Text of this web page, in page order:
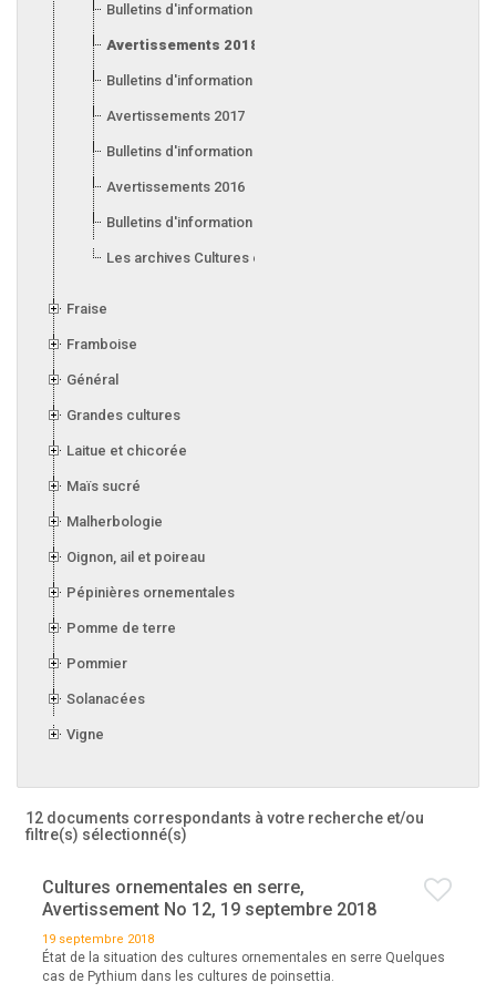
Bulletins d'information 2019
Avertissements 2018
Bulletins d'information 2018
Avertissements 2017
Bulletins d'information 2017
Avertissements 2016
Bulletins d'information 2016
Les archives Cultures en serre
Fraise
Framboise
Général
Grandes cultures
Laitue et chicorée
Maïs sucré
Malherbologie
Oignon, ail et poireau
Pépinières ornementales
Pomme de terre
Pommier
Solanacées
Vigne
12 documents correspondants à votre recherche et/ou
filtre(s) sélectionné(s)
Cultures ornementales en serre,
Avertissement No 12, 19 septembre 2018
19 septembre 2018
État de la situation des cultures ornementales en serre Quelques
cas de Pythium dans les cultures de poinsettia.